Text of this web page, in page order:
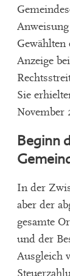
Gewählten
Anzeige
Sie
November
Beginn
In der
aber der
gesamte
und der
Ausgleich